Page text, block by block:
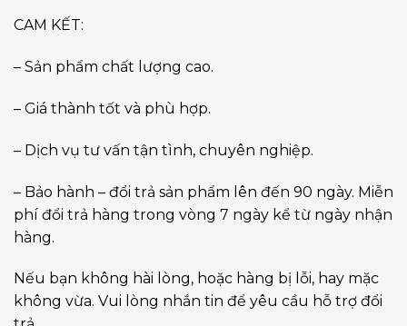
CAM KẾT:
– Sản phẩm chất lượng cao.
– Giá thành tốt và phù hợp.
– Dịch vụ tư vấn tận tình, chuyên nghiệp.
– Bảo hành – đổi trả sản phẩm lên đến 90 ngày. Miễn
phí đổi trả hàng trong vòng 7 ngày kể từ ngày nhận
hàng.
Nếu bạn không hài lòng, hoặc hàng bị lỗi, hay mặc
không vừa. Vui lòng nhắn tin để yêu cầu hỗ trợ đổi